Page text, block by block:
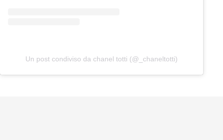
Un post condiviso da chanel totti (@_chaneltotti)